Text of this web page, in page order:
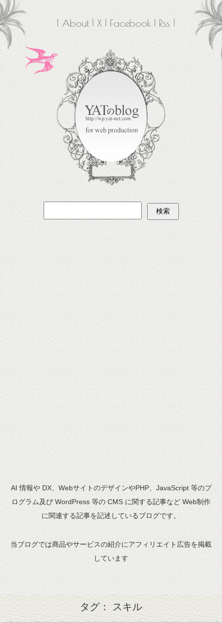
About X Facebook Rss
AI 情報や DX、WebサイトのデザインやPHP、JavaScript 等のプ
ログラム及び WordPress 等の CMS に関する記事など Web制作
に関連する記事を記述しているブログです。
当ブログでは商品やサービスの紹介にアフィリエイト広告を掲載
しています
タグ： スキル